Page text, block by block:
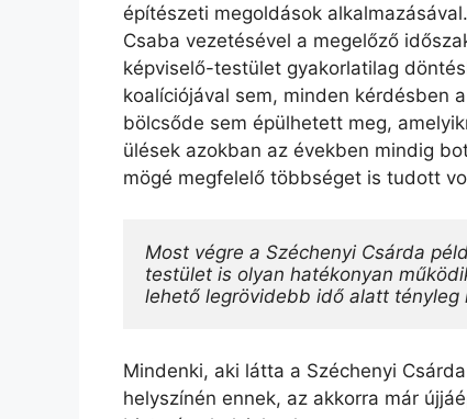
építészeti megoldások
Csaba vezetésével a megelőző
képviselő-testület gyakorlatilag
koalíciójával sem, minden kérdésben
bölcsőde sem épülhetett meg,
ülések azokban az években mindig
mögé megfelelő többséget is tudott
Most végre a Széchenyi Csárda
testület is olyan hatékonyan
lehető legrövidebb idő alatt tényleg
Mindenki, aki látta a Széchenyi
helyszínén ennek, az akkorra már